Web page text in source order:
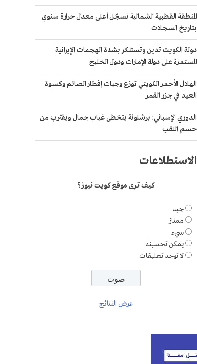
المنطقة القطبية الشمالية تسجّل أعلى معدل حرارة سنوي
بتاريخ السجلات
دولة الكويت تدين وتستنكر بشدة الهجمات الإيرانية
المستمرة على دولة الإمارات ودول الخليج
الهلال الأحمر الكويتي توزع وجبات إفطار الصائم وكسوة
العيد في جزر القمر
الدوري الإسباني: برشلونة يتخطى غياب جمال ويقترب من
حسم اللقب
الاستطلاعات
كيف ترى موقع كويت نيوز؟
جيد
ممتاز
سيء
يمكن تحسينه
لا توجد تعليقات
عرض النتائج